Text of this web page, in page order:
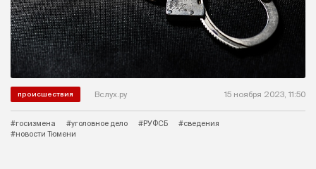
происшествия Вслух.ру 15 ноября 2023, 11:50
#госизмена #уголовное дело #РУФСБ
#сведения
#новости Тюмени